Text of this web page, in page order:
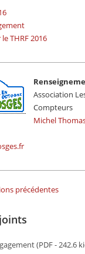
THRF 2016
Association
Compteurs
Michel
précédentes
(PDF - 242.6